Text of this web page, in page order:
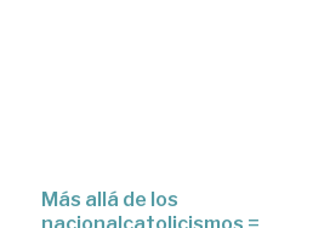
Más allá de los